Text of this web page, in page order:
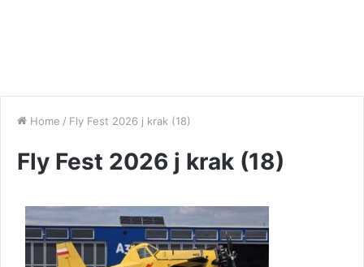
Home / Fly Fest 2026 j krak (18)
Fly Fest 2026 j krak (18)